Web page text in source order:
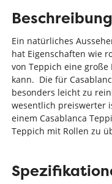
Beschreibung
Ein natürliches
hat Eigenschaften wie
von Teppich eine
kann. Die für
besonders leicht zu
wesentlich preiswerter
einem Casablanca
Teppich mit Rollen zu